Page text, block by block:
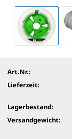
Art.Nr.:
Lieferzeit:
Lagerbestand:
Versandgewicht: